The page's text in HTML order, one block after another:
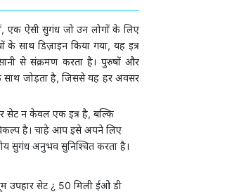
एक ऐसी सुगंध जो उन लोगों के लिए
के साथ डिज़ाइन किया गया, यह इत्र
से संक्रमण करता है। पुरुषों और
जोड़ता है, जिससे यह हर अवसर
सेट न केवल एक इत्र है, बल्कि
है। चाहे आप इसे अपने लिए
सुगंध अनुभव सुनिश्चित करता है।
उपहार सेट ¿ 50 मिली ईओ डी